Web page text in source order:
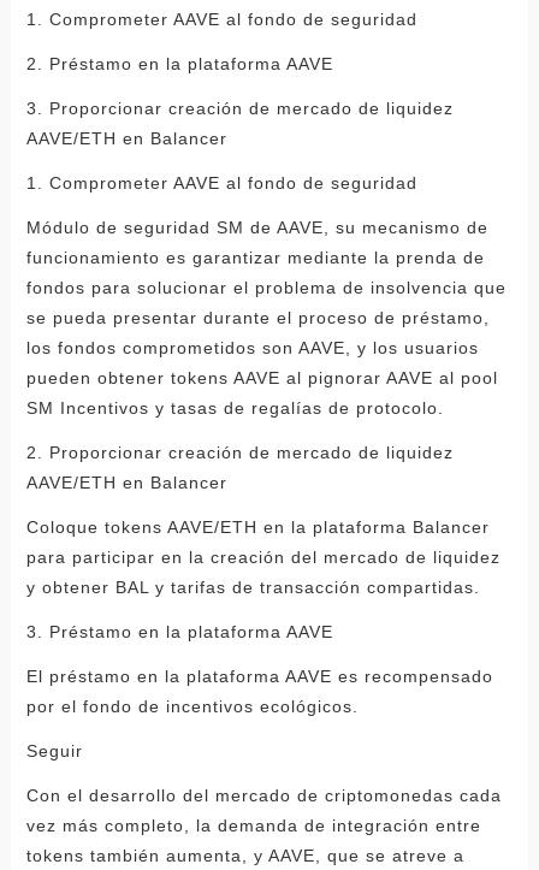
1. Comprometer AAVE al fondo de seguridad
2. Préstamo en la plataforma AAVE
3. Proporcionar creación de mercado de liquidez
AAVE/ETH en Balancer
1. Comprometer AAVE al fondo de seguridad
Módulo de seguridad SM de AAVE, su mecanismo de
funcionamiento es garantizar mediante la prenda de
fondos para solucionar el problema de insolvencia que
se pueda presentar durante el proceso de préstamo,
los fondos comprometidos son AAVE, y los usuarios
pueden obtener tokens AAVE al pignorar AAVE al pool
SM Incentivos y tasas de regalías de protocolo.
2. Proporcionar creación de mercado de liquidez
AAVE/ETH en Balancer
Coloque tokens AAVE/ETH en la plataforma Balancer
para participar en la creación del mercado de liquidez
y obtener BAL y tarifas de transacción compartidas.
3. Préstamo en la plataforma AAVE
El préstamo en la plataforma AAVE es recompensado
por el fondo de incentivos ecológicos.
Seguir
Con el desarrollo del mercado de criptomonedas cada
vez más completo, la demanda de integración entre
tokens también aumenta, y AAVE, que se atreve a